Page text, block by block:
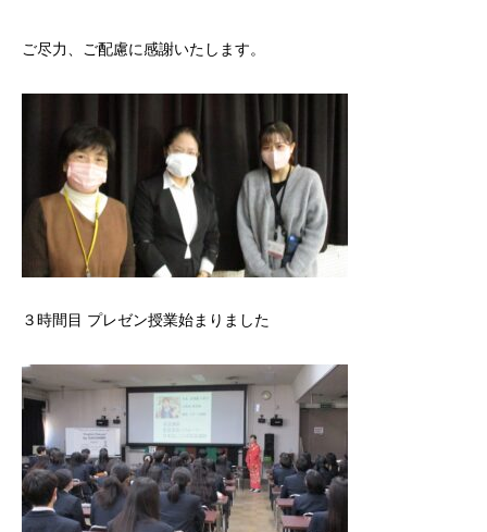
ご尽力、ご配慮に感謝いたします。
３時間目 プレゼン授業始まりました